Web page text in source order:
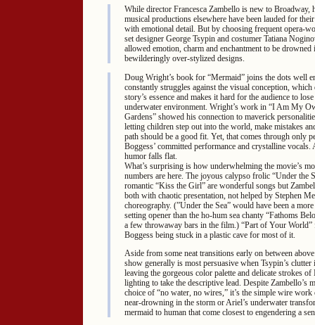
While director Francesca Zambello is new to Broadway,
musical productions elsewhere have been lauded for
with emotional detail. But by choosing frequent opera-
set designer George Tsypin and costumer Tatiana
allowed emotion, charm and enchantment to be drowned
bewilderingly over-stylized designs.
Doug Wright’s book for “Mermaid” joins the dots well
constantly struggles against the visual conception,
story’s essence and makes it hard for the audience to
underwater environment. Wright’s work in “I Am My
Gardens” showed his connection to maverick
letting children step out into the world, make mistakes
path should be a good fit. Yet, that comes through only
Boggess’ committed performance and crystalline vocals.
humor falls flat.
What’s surprising is how underwhelming the movie’s
numbers are here. The joyous calypso frolic “Under the
romantic “Kiss the Girl” are wonderful songs but
both with chaotic presentation, not helped by Stephen
choreography. (”Under the Sea” would have been a
setting opener than the ho-hum sea chanty “Fathoms
a few throwaway bars in the film.) “Part of Your World”
Boggess being stuck in a plastic cave for most of it.
Aside from some neat transitions early on between
show generally is most persuasive when Tsypin’s clutter
leaving the gorgeous color palette and delicate strokes of
lighting to take the descriptive lead. Despite Zambello’s
choice of “no water, no wires,” it’s the simple wire work
near-drowning in the storm or Ariel’s underwater
mermaid to human that come closest to engendering a